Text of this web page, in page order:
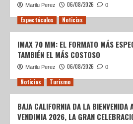
Marilu Perez 06/08/2026 0
Espectáculos Noticias
IMAX 70 MM: EL FORMATO MÁS
TAMBIÉN EL MÁS COSTOSO
Marilu Perez 06/08/2026 0
Noticias Turismo
BAJA CALIFORNIA DA LA BIENVENIDA
VENDIMIA 2026, LA GRAN